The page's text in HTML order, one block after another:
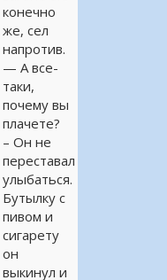
конечно
же, сел
напротив.
— А все-
таки,
почему вы
плачете?
– Он не
переставал
улыбаться.
Бутылку с
пивом и
сигарету
он
выкинул и